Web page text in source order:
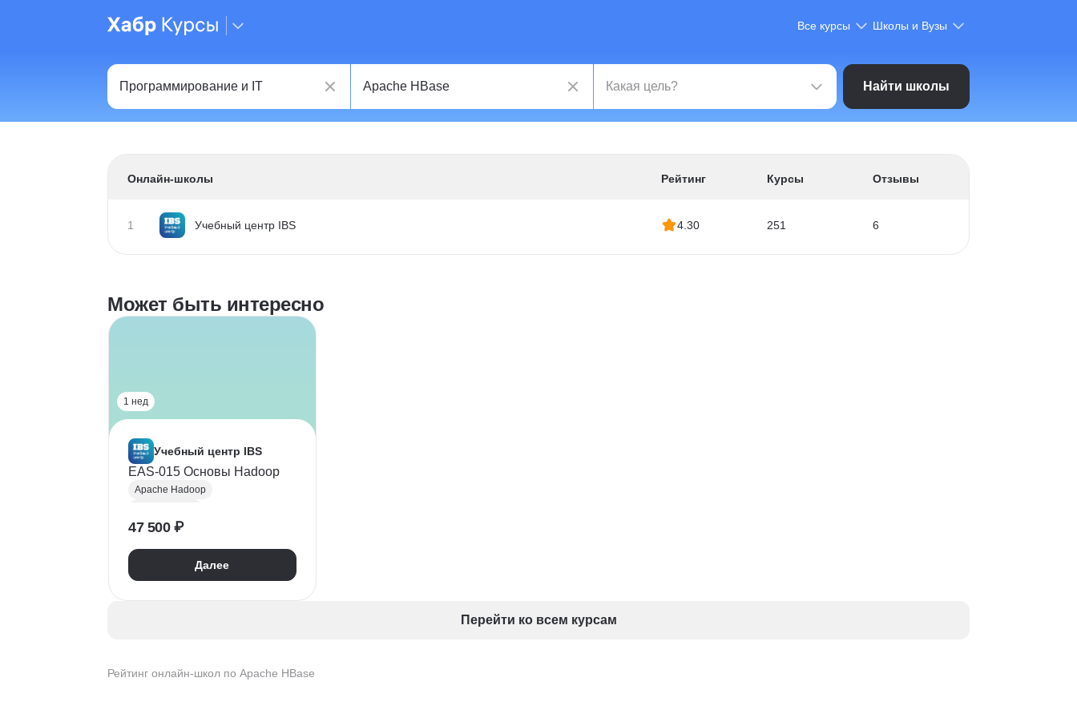
Все курсы Школы и Вузы
Найти школы
Рейтинг онлайн-школ по Apache HBase
Онлайн-школы Рейтинг Курсы Отзывы
1 Учебный центр IBS 4.30 251 6
Может быть интересно
1 нед
Учебный центр IBS
EAS-015 Основы Hadoop
Apache Hadoop
Apache HBase
Системное администрирование
Mapreduce
47 500 ₽
Далее
Перейти ко всем курсам